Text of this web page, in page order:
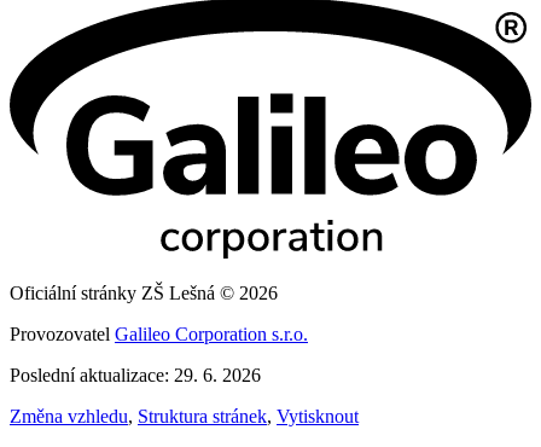
Oficiální stránky ZŠ Lešná © 2026
Provozovatel Galileo Corporation s.r.o.
Poslední aktualizace: 29. 6. 2026
Změna vzhledu, Struktura stránek, Vytisknout